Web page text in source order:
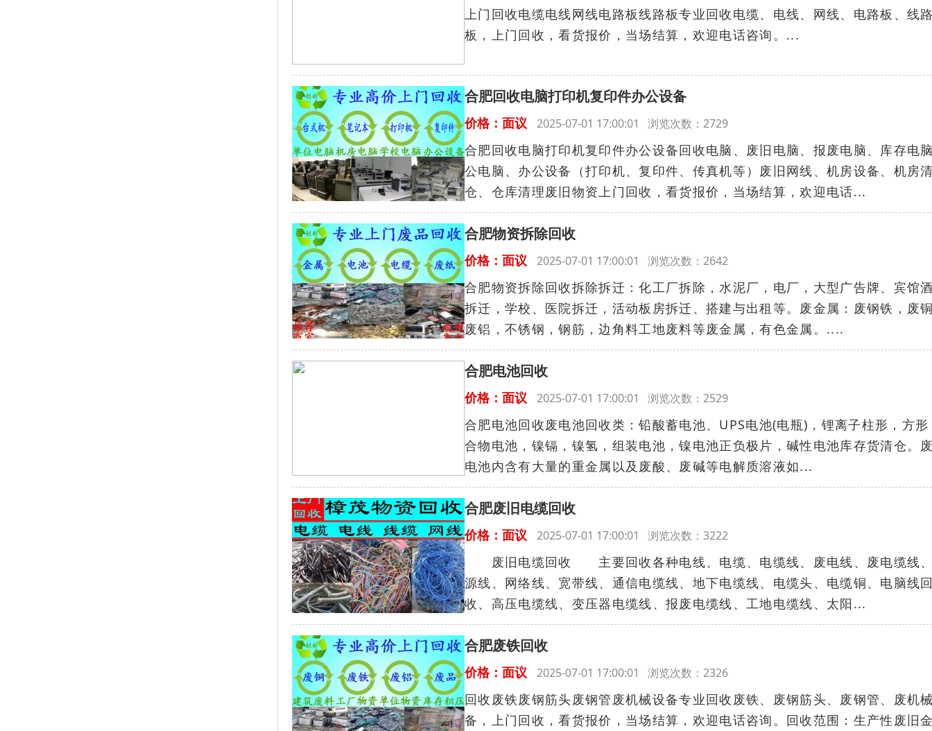
上门回收电缆电线网线电路板线路板专业回收电缆、电线、网线、电路板、线
板，上门回收，看货报价，当场结算，欢迎电话咨询。...
合肥回收电脑打印机复印件办公设备
价格：面议 2025-07-01 17:00:01 浏览次数：2729
合肥回收电脑打印机复印件办公设备回收电脑、废旧电脑、报废电脑、库存电
公电脑、办公设备（打印机、复印件、传真机等）废旧网线、机房设备、机房
仓、仓库清理废旧物资上门回收，看货报价，当场结算，欢迎电话...
合肥物资拆除回收
价格：面议 2025-07-01 17:00:01 浏览次数：2642
合肥物资拆除回收拆除拆迁：化工厂拆除，水泥厂，电厂，大型广告牌、宾馆
拆迁，学校、医院拆迁，活动板房拆迁、搭建与出租等。废金属：废钢铁，废
废铝，不锈钢，钢筋，边角料工地废料等废金属，有色金属。....
合肥电池回收
价格：面议 2025-07-01 17:00:01 浏览次数：2529
合肥电池回收废电池回收类：铅酸蓄电池、UPS电池(电瓶)，锂离子柱形，方
合物电池，镍镉，镍氢，组装电池，镍电池正负极片，碱性电池库存货清仓。
电池内含有大量的重金属以及废酸、废碱等电解质溶液如...
合肥废旧电缆回收
价格：面议 2025-07-01 17:00:01 浏览次数：3222
废旧电缆回收 主要回收各种电线、电缆、电缆线、废电线、废电缆线
源线、网络线、宽带线、通信电缆线、地下电缆线、电缆头、电缆铜、电脑线
收、高压电缆线、变压器电缆线、报废电缆线、工地电缆线、太阳...
合肥废铁回收
价格：面议 2025-07-01 17:00:01 浏览次数：2326
回收废铁废钢筋头废钢管废机械设备专业回收废铁、废钢筋头、废钢管、废机
备，上门回收，看货报价，当场结算，欢迎电话咨询。回收范围：生产性废旧